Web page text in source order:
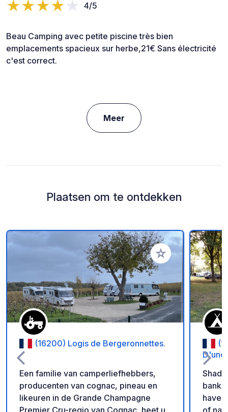
4/5
Beau Camping avec petite piscine très bien
emplacements spacieux sur herbe,21€ Sans électricité
c'est correct.
Meer
Plaatsen om te ontdekken
Voeg toe aan je
(16200) Logis de Bergeronnettes.
Een familie van camperliefhebbers,
producenten van cognac, pineau en
likeuren in de Grande Champagne
D'une